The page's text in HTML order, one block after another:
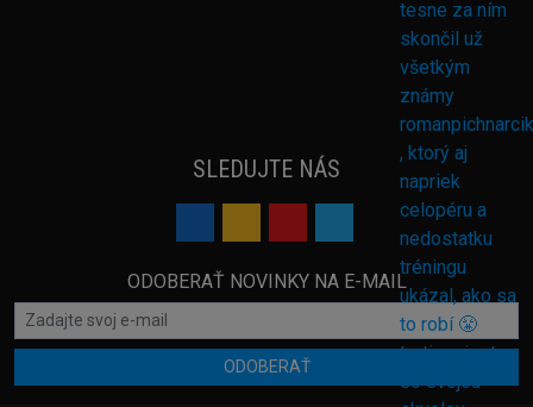
SLEDUJTE NÁS
ODOBERAŤ NOVINKY NA E-MAIL
ODOBERAŤ